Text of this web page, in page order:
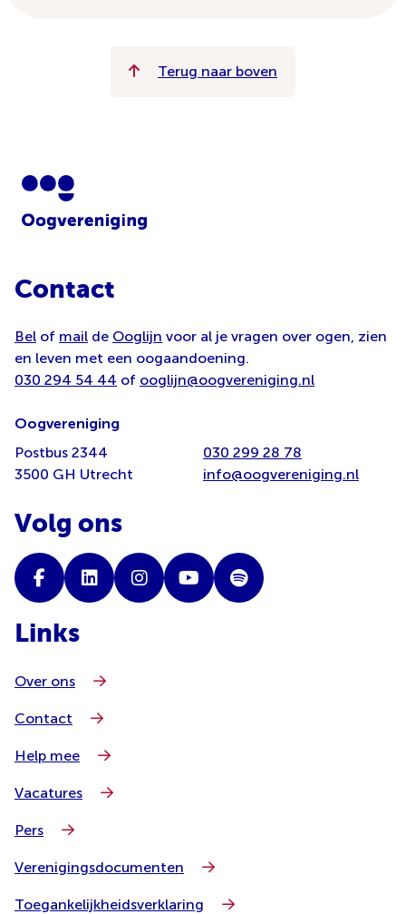
Terug naar boven
Contact
Bel of mail de Ooglijn voor al je vragen over ogen, zien
en leven met een oogaandoening.
030 294 54 44 of ooglijn@oogvereniging.nl
Oogvereniging
Postbus 2344
3500 GH Utrecht
030 299 28 78
info@oogvereniging.nl
Volg ons
Links
Over ons
Contact
Help mee
Vacatures
Pers
Verenigingsdocumenten
Toegankelijkheidsverklaring